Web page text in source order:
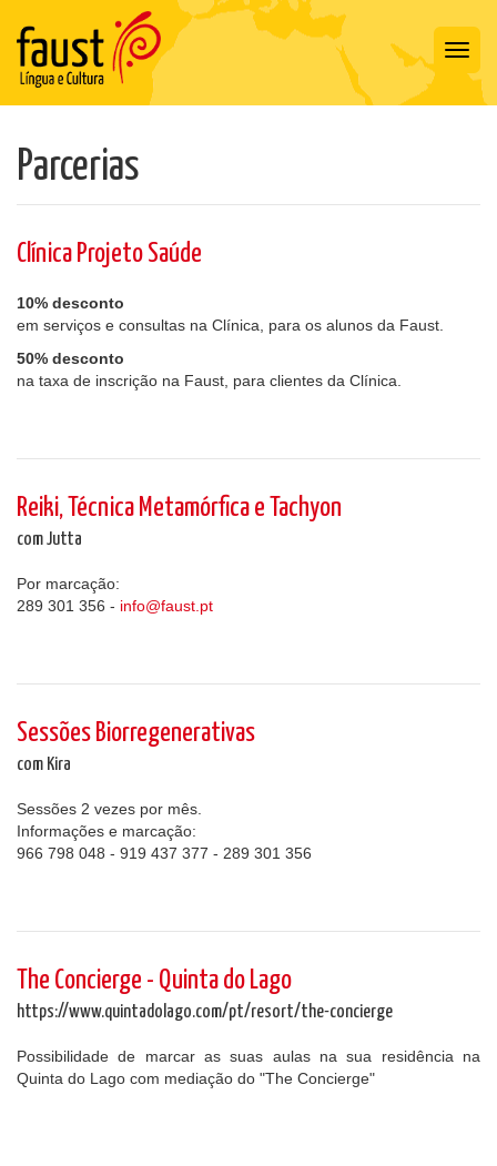
Parcerias
Clínica Projeto Saúde
10% desconto
em serviços e consultas na Clínica, para os alunos da Faust.
50% desconto
na taxa de inscrição na Faust, para clientes da Clínica.
Reiki, Técnica Metamórfica e Tachyon
com Jutta
Por marcação:
289 301 356 - info@faust.pt
Sessões Biorregenerativas
com Kira
Sessões 2 vezes por mês.
Informações e marcação:
966 798 048 - 919 437 377 - 289 301 356
The Concierge - Quinta do Lago
https://www.quintadolago.com/pt/resort/the-concierge
Possibilidade de marcar as suas aulas na sua residência na
Quinta do Lago com mediação do "The Concierge"